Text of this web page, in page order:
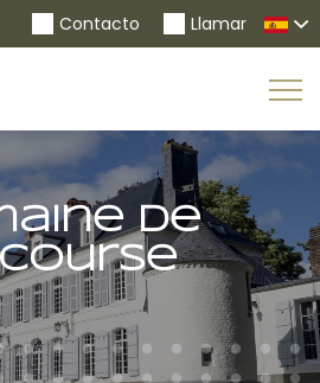
Llamar
Contacto
de